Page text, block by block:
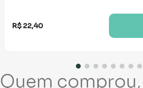
R$ 22,40
Quem comprou,